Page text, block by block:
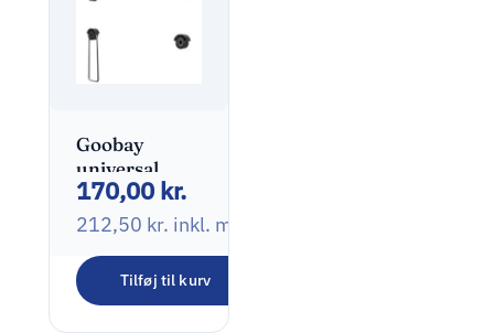
Goobay
universal
wallmount
ultraslim 32-
170,00 kr.
212,50 kr. inkl. moms
Tilføj til kurv